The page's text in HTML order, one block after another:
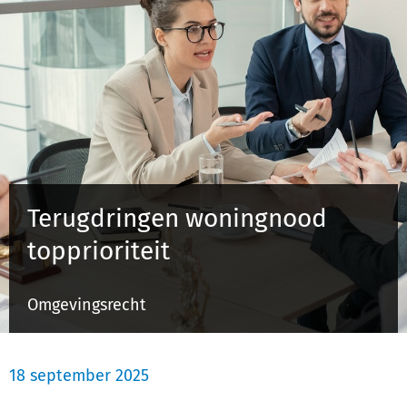
Actueel
Producten
Opleidingen
Juridisch advies
Inloggen op de kennisbank
Inloggen
Terugdringen woningnood
topprioriteit
Omgevingsrecht
18 september 2025